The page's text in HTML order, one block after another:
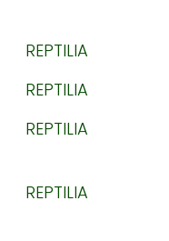
REPTILIA
REPTILIA
REPTILIA
REPTILIA